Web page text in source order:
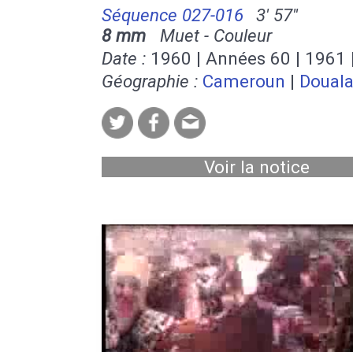
Séquence 027-016
3' 57''
8 mm Muet - Couleur
Date : 1960 | Années 60 | 1961
Géographie : Cameroun | Douala
Voir la notice